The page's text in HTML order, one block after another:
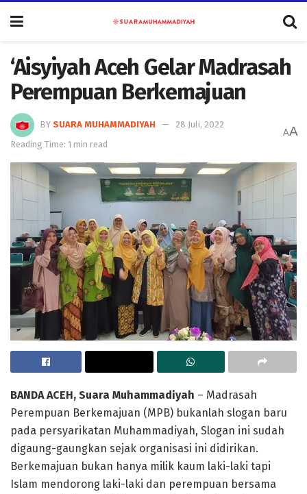
‘Aisyiyah Aceh Gelar Madrasah
Perempuan Berkemajuan
BY SUARA MUHAMMADIYAH
28 Juli, 2022
Reading Time: 1 min read
AA
BANDA ACEH, Suara Muhammadiyah – Madrasah
Perempuan Berkemajuan (MPB) bukanlah slogan baru
pada persyarikatan Muhammadiyah, Slogan ini sudah
digaung-gaungkan sejak organisasi ini didirikan.
Berkemajuan bukan hanya milik kaum laki-laki tapi
Islam mendorong laki-laki dan perempuan bersama